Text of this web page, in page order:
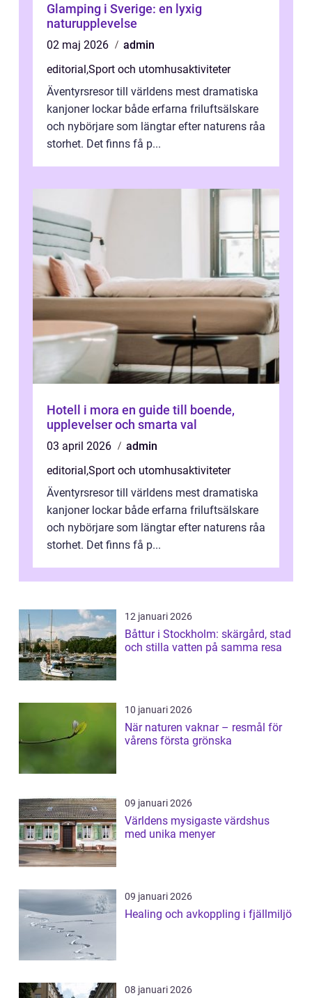
Glamping i Sverige: en lyxig
naturupplevelse
02 maj 2026
admin
editorial,Sport och utomhusaktiviteter
Äventyrsresor till världens mest dramatiska
kanjoner lockar både erfarna friluftsälskare
och nybörjare som längtar efter naturens råa
storhet. Det finns få p...
Hotell i mora en guide till boende,
upplevelser och smarta val
03 april 2026
admin
editorial,Sport och utomhusaktiviteter
Äventyrsresor till världens mest dramatiska
kanjoner lockar både erfarna friluftsälskare
och nybörjare som längtar efter naturens råa
storhet. Det finns få p...
12 januari 2026
Båttur i Stockholm: skärgård, stad
och stilla vatten på samma resa
10 januari 2026
När naturen vaknar – resmål för
vårens första grönska
09 januari 2026
Världens mysigaste värdshus
med unika menyer
09 januari 2026
Healing och avkoppling i fjällmiljö
08 januari 2026